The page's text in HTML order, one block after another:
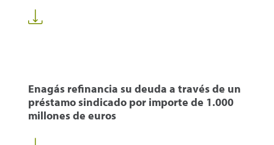
Enagás refinancia su deuda a través de un
préstamo sindicado por importe de 1.000
millones de euros